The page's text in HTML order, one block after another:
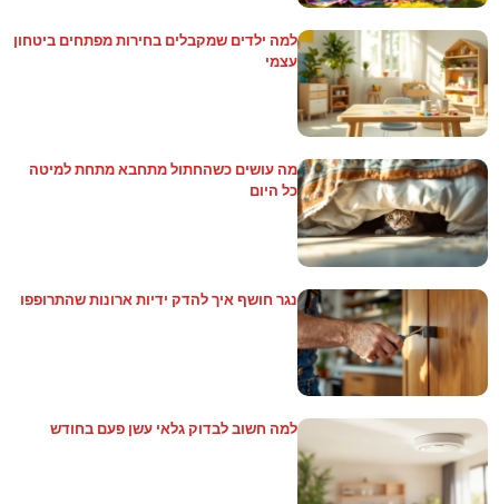
למה ילדים שמקבלים בחירות מפתחים ביטחון
עצמי
מה עושים כשהחתול מתחבא מתחת למיטה
כל היום
נגר חושף איך להדק ידיות ארונות שהתרופפו
למה חשוב לבדוק גלאי עשן פעם בחודש